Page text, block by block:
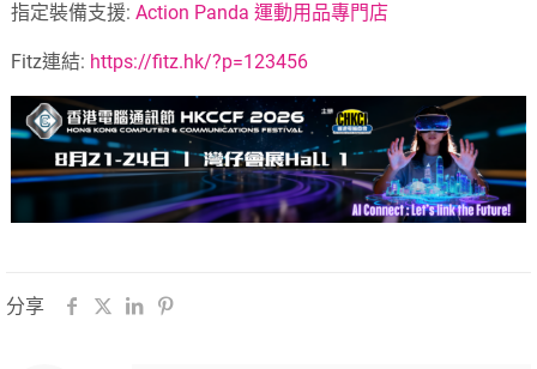
指定裝備支援:Action Panda 運動用品專門店
Fitz連結: https://fitz.hk/?p=123456
分享